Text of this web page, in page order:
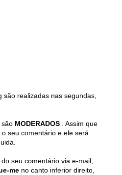
são realizadas nas segundas,
são MODERADOS
. Assim que
seu comentário e ele será
seu comentário via e-mail,
me no canto inferior direito,